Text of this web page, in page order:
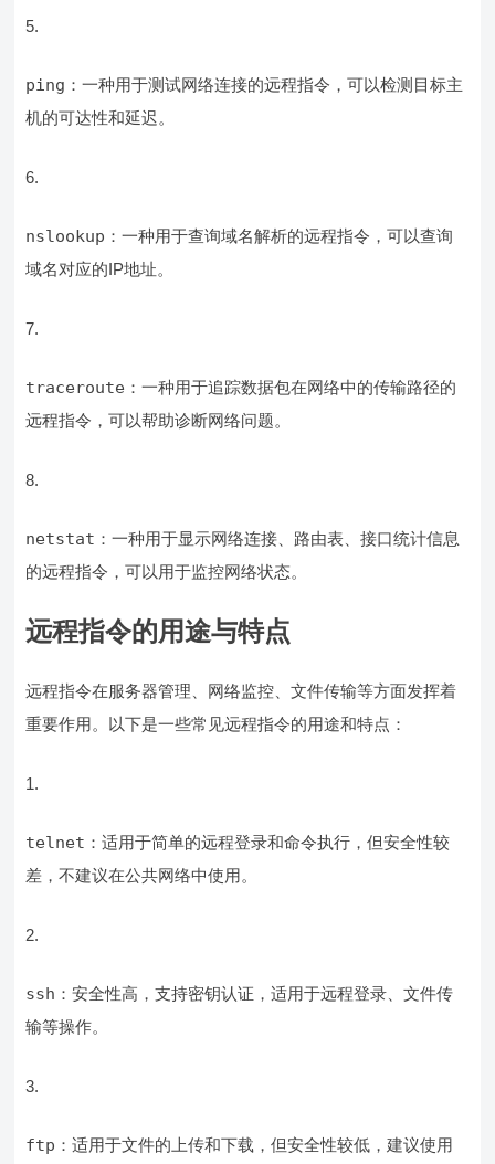
ping ：一种用于测试网络连接的远程指令，可以检测目标主
机的可达性和延迟。
nslookup ：一种用于查询域名解析的远程指令，可以查询
域名对应的IP地址。
traceroute ：一种用于追踪数据包在网络中的传输路径的
远程指令，可以帮助诊断网络问题。
netstat ：一种用于显示网络连接、路由表、接口统计信息
的远程指令，可以用于监控网络状态。
远程指令的用途与特点
远程指令在服务器管理、网络监控、文件传输等方面发挥着
重要作用。以下是一些常见远程指令的用途和特点：
telnet ：适用于简单的远程登录和命令执行，但安全性较
差，不建议在公共网络中使用。
ssh ：安全性高，支持密钥认证，适用于远程登录、文件传
输等操作。
ftp ：适用于文件的上传和下载，但安全性较低，建议使用